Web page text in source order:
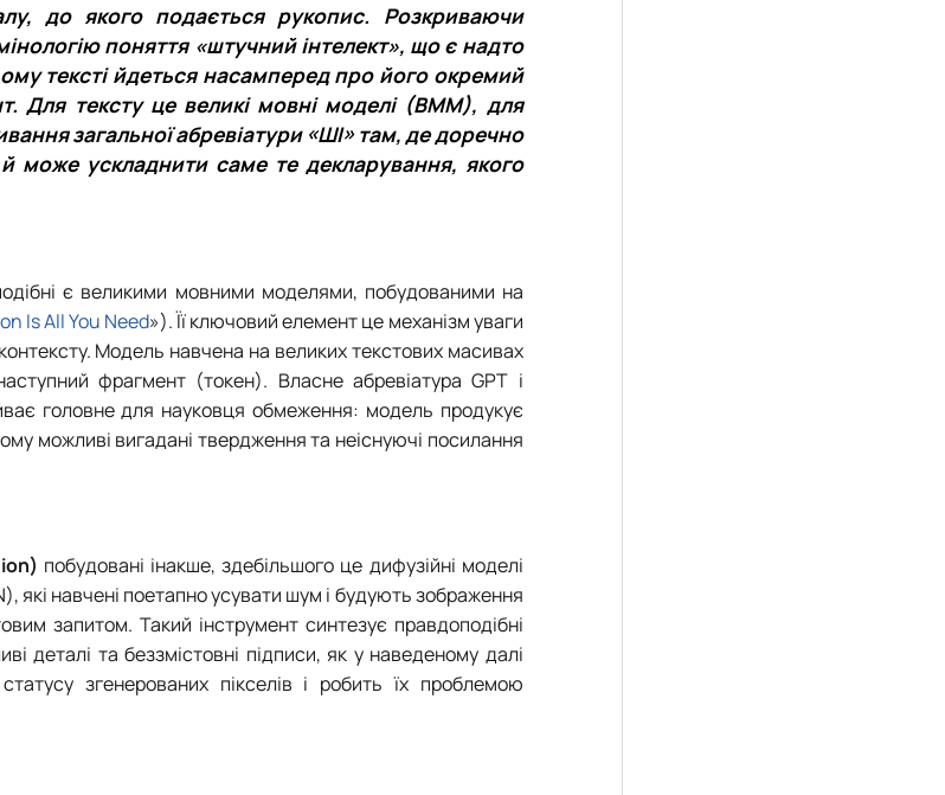
СЕРГА Петро Грирорович (18.06.1999 - 17.04.2024 р.), студент 2-го курсу 2024 рі…
СОЛОВЙОВ Сергій Олександрович (08.06.1983 - 27.09.2022 р.), випускник 2017 року.
СОРОКА Олександр Григорович (03.07.1986 - 03.07.2023 р.), випускник 2019 року.
СТЕПАНОВ Віталій Анатолійович (09.06.1975 - 20.05.2022 р.), випускник 1999 року.
ТЕРЕЩЕНКО Ростислав Віталійович (14.11.1995 - 28.12.2023 р.), студент 2 курсу з…
ТУШАКОВСЬКИЙ Борис Олександрович (02.05.1981 - 02.02.2025 р.), випускник 2003 р…
ШЕВЧЕНКО Володимир В’ячеславович (30.06.1965 - 03.2022 р.), випускник 1992 року.
до якого подається рукопис. Розкриваючи
поняття «штучний інтелект», що є надто
тексті йдеться насамперед про його окремий
Для тексту це великі мовні моделі (ВММ), для
загальної абревіатури «ШІ» там, де доречно
може ускладнити саме те декларування, якого
є великими мовними моделями, побудованими на
Is All You Need»). Її ключовий елемент це механізм уваги
Модель навчена на великих текстових масивах
фрагмент (токен). Власне абревіатура GPT і
головне для науковця обмеження: модель продукує
можливі вигадані твердження та неіснуючі посилання
побудовані інакше, здебільшого це дифузійні моделі
які навчені поетапно усувати шум і будують зображення
запитом. Такий інструмент синтезує правдоподібні
деталі та беззмістовні підписи, як у наведеному далі
згенерованих пікселів і робить їх проблемою